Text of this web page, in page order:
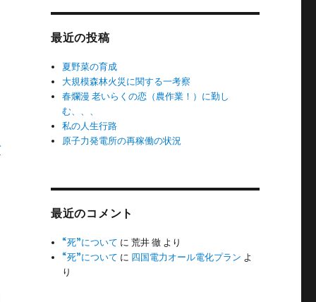
最近の投稿
夏野菜の育成
大規模森林火災に関する一考察
春爛漫 老いらくの恋（農作業！）に勤し
む、、、
私の人生行路
原子力発電所の再稼働の状況
最近のコメント
“死”について に荒井 徹 より
“死”について に 四国電力オール電化プラン よ
り